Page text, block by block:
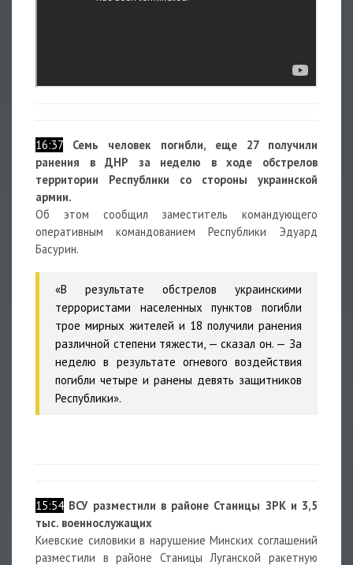
16:37
Семь человек погибли, еще 27 получили
ранения в ДНР за неделю в ходе обстрелов
территории Республики со стороны украинской
армии.
Об этом сообщил заместитель командующего
оперативным командованием Республики Эдуард
Басурин.
«В результате обстрелов украинскими
террористами населенных пунктов погибли
трое мирных жителей и 18 получили ранения
различной степени тяжести, — сказал он. — За
неделю в результате огневого воздействия
погибли четыре и ранены девять защитников
Республики».
15:54 ВСУ разместили в районе Станицы ЗРК и 3,5
тыс. военнослужащих
Киевские силовики в нарушение Минских соглашений
разместили в районе Станицы Луганской ракетную